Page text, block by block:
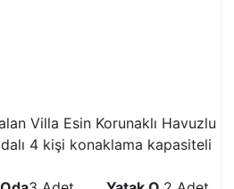
Villa Esin Korunaklı Havuzlu
4 kişi konaklama kapasiteli